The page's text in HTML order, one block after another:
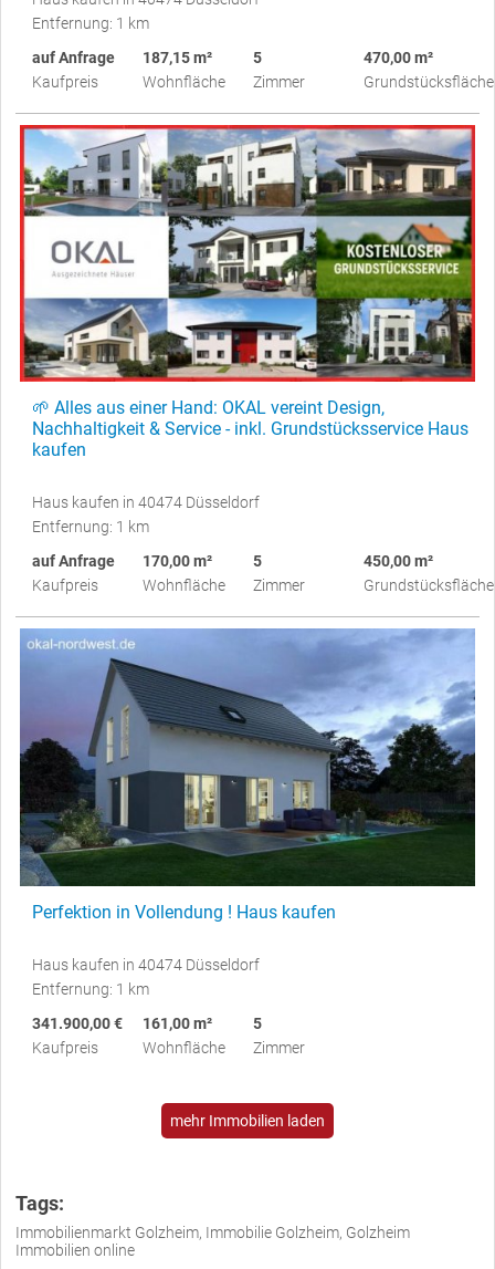
Entfernung: 1 km
auf Anfrage
Kaufpreis
187,15 m²
Wohnfläche
5
Zimmer
470,00 m²
Grundstücksfläche
🌱 Alles aus einer Hand: OKAL vereint Design,
Nachhaltigkeit & Service - inkl. Grundstücksservice Haus
kaufen
Haus kaufen in 40474 Düsseldorf
Entfernung: 1 km
auf Anfrage
Kaufpreis
170,00 m²
Wohnfläche
5
Zimmer
450,00 m²
Grundstücksfläche
Perfektion in Vollendung ! Haus kaufen
Haus kaufen in 40474 Düsseldorf
Entfernung: 1 km
341.900,00 €
Kaufpreis
161,00 m²
Wohnfläche
5
Zimmer
mehr Immobilien laden
Tags:
Immobilienmarkt Golzheim, Immobilie Golzheim, Golzheim
Immobilien online